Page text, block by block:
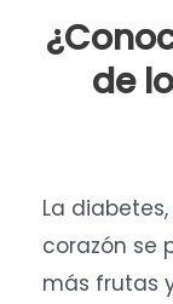
de
La
corazón se
más frutas